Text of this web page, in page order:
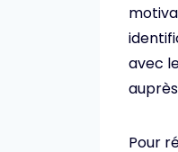
avec
Pour